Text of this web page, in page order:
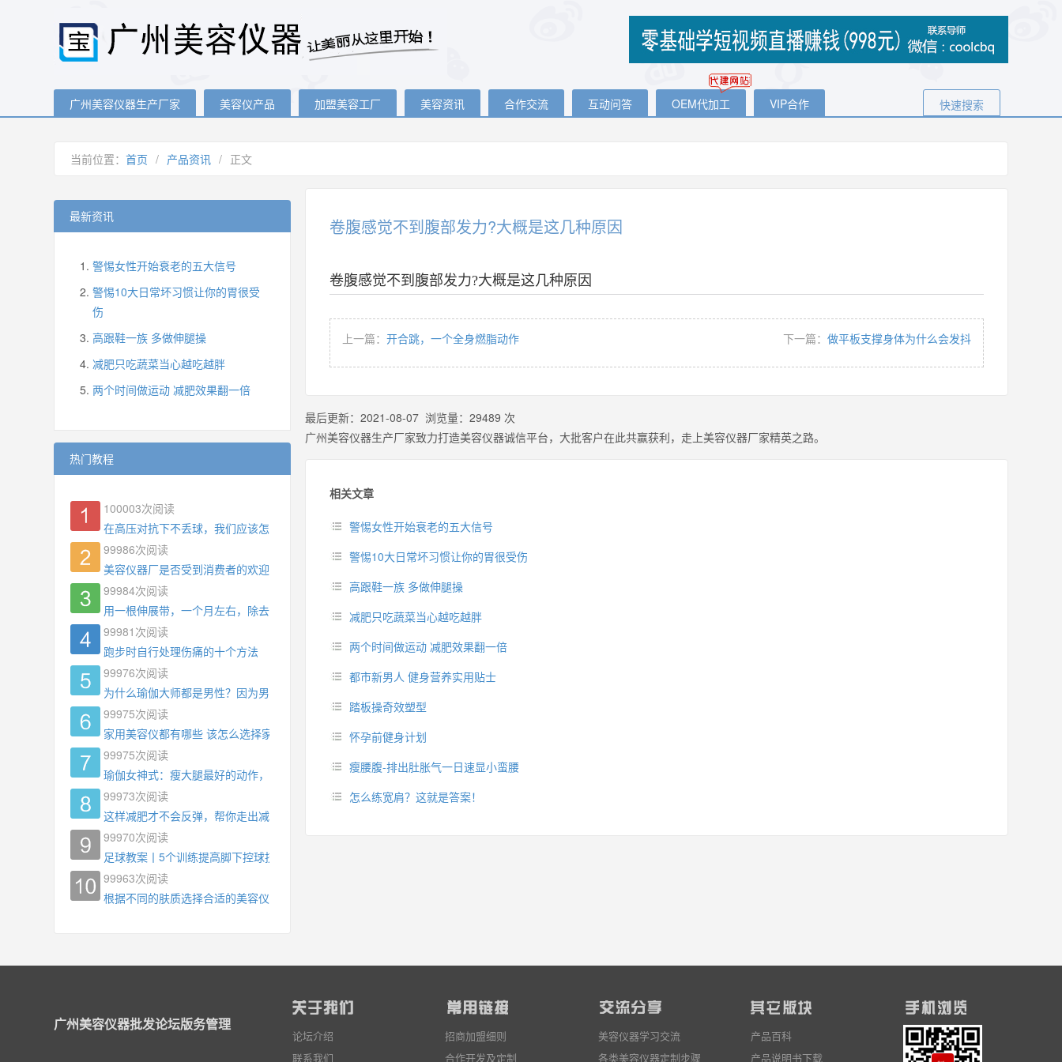
广州美容仪器生产厂家 美容仪产品 加盟美容工厂 美容资讯 合作交流 互动问答 OEM代加工 VIP合作 快速搜索
当前位置： 首页 / 产品资讯 / 正文
卷腹感觉不到腹部发力?大概是这几种原因
卷腹感觉不到腹部发力?大概是这几种原因
上一篇： 开合跳，一个全身燃脂动作 下一篇： 做平板支撑身体为什么会发抖
最后更新： 2021-08-07 浏览量： 29489 次
广州美容仪器生产厂家致力打造美容仪器诚信平台，大批客户在此共赢获利，走上美容仪器厂家精英之路。
相关文章
警惕女性开始衰老的五大信号
警惕10大日常坏习惯让你的胃很受伤
高跟鞋一族 多做伸腿操
减肥只吃蔬菜当心越吃越胖
两个时间做运动 减肥效果翻一倍
都市新男人 健身营养实用贴士
踏板操奇效塑型
怀孕前健身计划
瘦腰腹-排出肚胀气一日速显小蛮腰
怎么练宽肩？这就是答案！
最新资讯
警惕女性开始衰老的五大信号
警惕10大日常坏习惯让你的胃很受
伤
高跟鞋一族 多做伸腿操
减肥只吃蔬菜当心越吃越胖
两个时间做运动 减肥效果翻一倍
热门教程
100003次阅读
在高压对抗下不丢球，我们应该怎么练?
99986次阅读
美容仪器厂是否受到消费者的欢迎
99984次阅读
用一根伸展带，一个月左右，除去了手臂拜拜肉，背也变薄了
99981 次阅读
跑步时自行处理伤痛的十个方法
99976次阅读
为什么瑜伽大师都是男性？因为男权，让女性失去同等的机会
99975次阅读
家用美容仪都有哪些 该怎么选择家用美容仪
99975次阅读
瑜伽女神式：瘦大腿最好的动作，没有之一，为什么你练了没效果？
99973次阅读
这样减肥才不会反弹，帮你走出减肥瓶颈
99970次阅读
足球教案丨5个训练提高脚下控球技术
99963次阅读
根据不同的肤质选择合适的美容仪器
广州美容仪器批发论坛版务管理
论坛介绍
联系我们
招商加盟细则
合作开发及定制
美容仪器学习交流
各类美容仪器定制步骤
产品百科
产品说明书下载